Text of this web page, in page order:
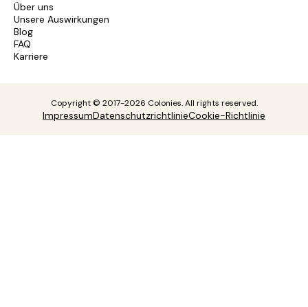
Über uns
Unsere Auswirkungen
Blog
FAQ
Karriere
Copyright © 2017-2026 Colonies. All rights reserved.
ImpressumDatenschutzrichtlinieCookie-Richtlinie